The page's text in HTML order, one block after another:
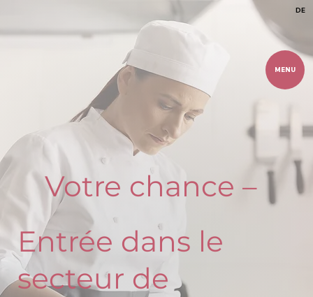
Votre chance –
Entrée dans le
secteur de
DE
MENU